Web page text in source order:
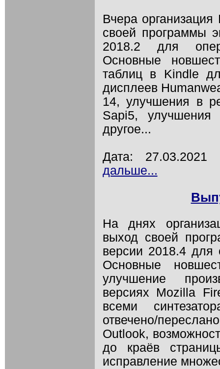
Вчера
своей программы
2018.2 для
Основные
таблиц в Kindle
дисплеев
14, улучшения в
Sapi5,
другое...
Дата:
дальше...
На днях
выход своей
версии 2018.4 для
Основные
улучшение
версиях Mozilla
всеми
отвечено/
Outlook,
до краёв
исправление